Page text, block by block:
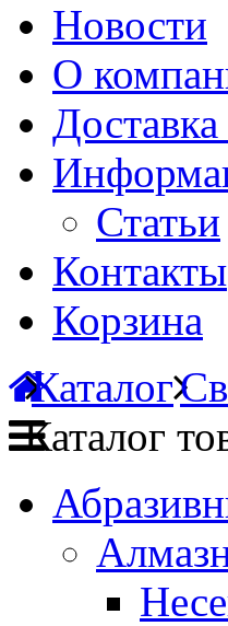
Новости
О
Статьи
Контакты
Корзина
Каталог
Каталог